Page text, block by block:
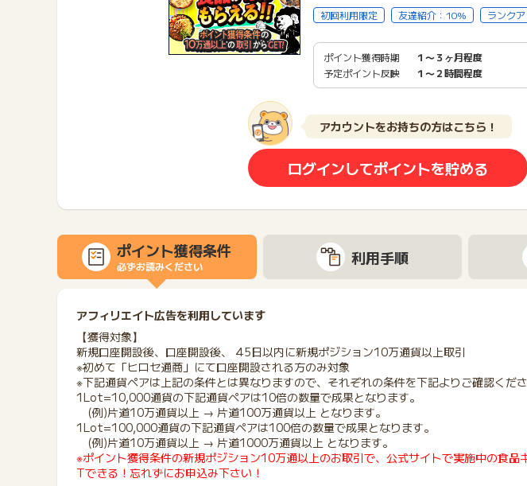
初回利用限定 友達紹介：10% ランク
ポイント獲得時期
１〜３ヶ月程度
予定ポイント反映
１〜２時間程度
アカウントをお持ちの方はこちら！
ログインしてポイントを貯める
ポイント獲得条件
必ずお読みください 利用手順
アフィリエイト広告を利用しています
【獲得対象】
新規口座開設後、口座開設後、 45日以内に新規ポジション10万通貨以上取引
※初めて「ヒロセ通商」にて口座開設される方のみ対象
※下記通貨ペアは上記の条件とは異なりますので、それぞれの条件を下記よりご確認くださ
1Lot=10,000通貨の下記通貨ペアは10倍の数量で成果となります。
(例)片道10万通貨以上 → 片道100万通貨以上 となります。
1Lot=100,000通貨の下記通貨ペアは100倍の数量で成果となります。
(例)片道10万通貨以上 → 片道1000万通貨以上 となります。
※ポイント獲得条件の新規ポジション10万通以上のお取引で、公式サイトで実施中の食品
Tできる！忘れずにお申込み下さい！